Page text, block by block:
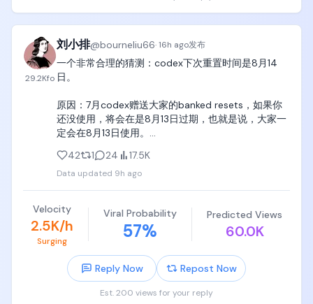
把全部注意力集中在同一个目标上。
Discovery Loop 由 Jeff Dean、Sanjay
Ghemawat、Oriol Vinyals 和 Quoc Le 共同创立。这
个团队覆盖了分布式系统、基础模型、强化学习和大
规模 AI 研究，组合本身也非常契合这家公司想做的
29.2Kfo
刘小排@bourneliu66·16h ago发布
一个非常合理的猜测：codex下次重置时间是8月14
日。
原因：7月codex赠送大家的banked resets，如果你
还没使用，将会在是8月13日过期，也就是说，大家一
定会在8月13日使用。
@thsottiaux 如果在8月14日选择对所有人重置
codex，实际付出的成本最低、又能延续了“codex会
将重置狂欢延续下去”的童话。
42 1 24 17.5K
Data updated 9h ago
Velocity
2.5K/h
Surging
Viral Probability
57%
Predicted Views
60.0K
Reply Now Repost Now
Est. 200 views for your reply